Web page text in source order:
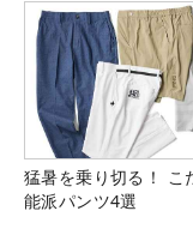
猛暑を乗り切る！ こ
能派パンツ4選